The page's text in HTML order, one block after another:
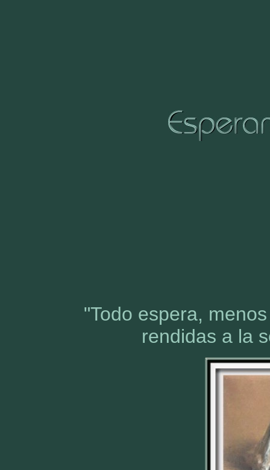
"Todo espera,
rendidas a la